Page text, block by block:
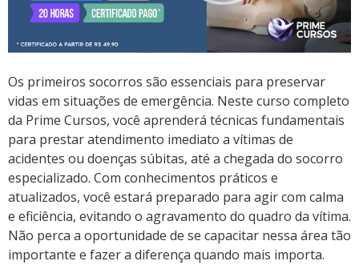
Os primeiros socorros são essenciais para preservar
vidas em situações de emergência. Neste curso completo
da Prime Cursos, você aprenderá técnicas fundamentais
para prestar atendimento imediato a vítimas de
acidentes ou doenças súbitas, até a chegada do socorro
especializado. Com conhecimentos práticos e
atualizados, você estará preparado para agir com calma
e eficiência, evitando o agravamento do quadro da vítima.
Não perca a oportunidade de se capacitar nessa área tão
importante e fazer a diferença quando mais importa.